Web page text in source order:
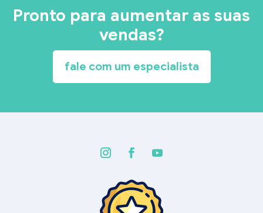
Pronto para aumentar as suas
vendas?
fale com um especialista